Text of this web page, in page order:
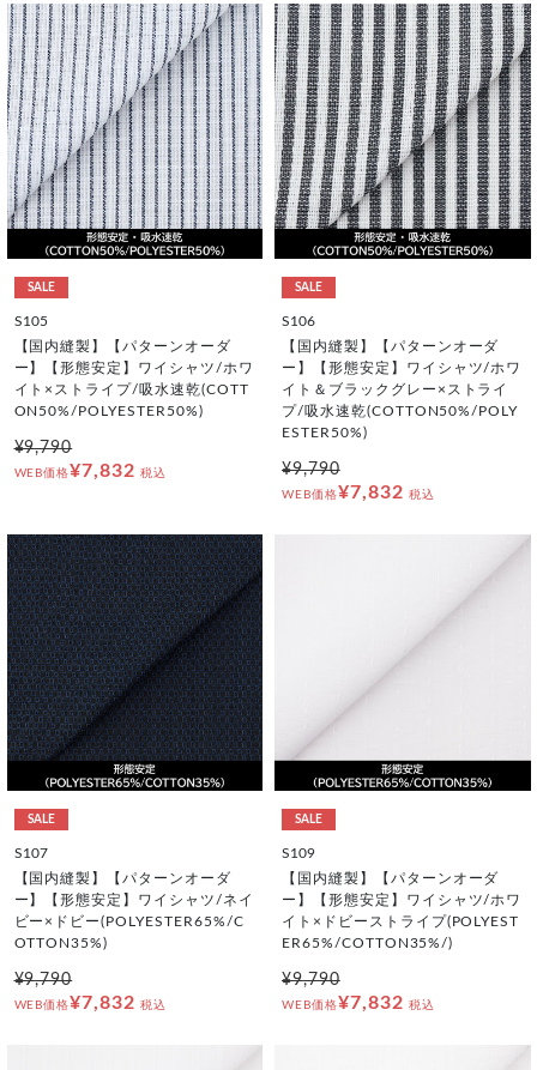
SALE
S105
【国内縫製】【パターンオーダ
ー】【形態安定】ワイシャツ/ホワ
イト×ストライプ/吸水速乾(COTT
ON50%/POLYESTER50%)
¥9,790
WEB価格¥7,832 税込
SALE
S106
【国内縫製】【パターンオーダ
ー】【形態安定】ワイシャツ/ホワ
イト＆ブラックグレー×ストライ
プ/吸水速乾(COTTON50%/POLY
ESTER50%)
¥9,790
WEB価格¥7,832 税込
SALE
S107
【国内縫製】【パターンオーダ
ー】【形態安定】ワイシャツ/ネイ
ビー×ドビー(POLYESTER65%/C
OTTON35%)
¥9,790
WEB価格¥7,832 税込
SALE
S109
【国内縫製】【パターンオーダ
ー】【形態安定】ワイシャツ/ホワ
イト×ドビーストライプ(POLYEST
ER65%/COTTON35%/)
¥9,790
WEB価格¥7,832 税込